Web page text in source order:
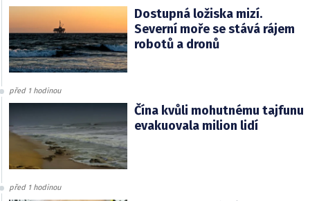
Dostupná ložiska mizí.
Severní moře se stává rájem
robotů a dronů
před 1 hodinou
Čína kvůli mohutnému tajfunu
evakuovala milion lidí
před 1 hodinou